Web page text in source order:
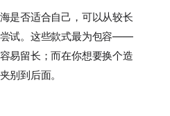
是否适合自己，可以从较长
试。这些款式最为包容——
易留长；而在你想要换个造
别到后面。